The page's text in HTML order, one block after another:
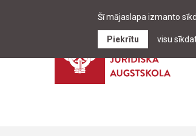
Šī mājaslapa izmanto
Piekrītu visu